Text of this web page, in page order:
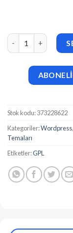
Elessi (v6.5.2)
Stok kodu:373228622
Kategoriler:Wordpress,
Temaları
Etiketler:GPL